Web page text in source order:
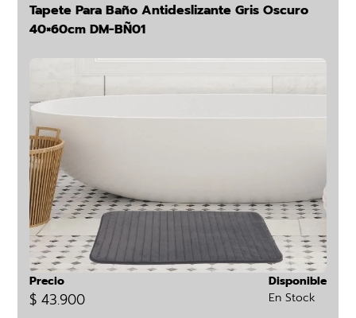
Tapete Para Baño Antideslizante Gris Oscuro
40×60cm DM-BÑ01
Precio
$ 43.900
Disponible
En Stock